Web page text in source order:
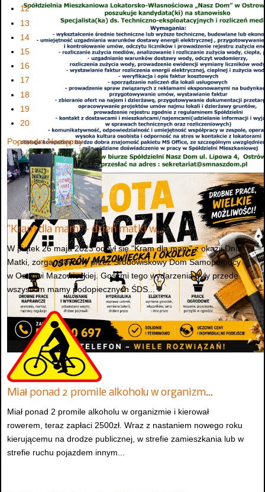
12
13
14
15
16
17
18
19
20
Poprzedni Następny
"Kram dla mam" - dzień matki w…
W piątek 26 maja 2023 odbył się "Kram dla mam" z okazji Dnia
Matki, zorganizowany przez Środowiskowy Dom Samopomocy
w Ostrowi Mazowieckiej. Gośćmi tego wydarzenia były przede
wszystkim mamy podopiecznych ŚDS...
Miał ponad 2 promile alkoholu w organizm…
Miał ponad 2 promile alkoholu w organizmie i kierował
rowerem, teraz zapłaci 2500zł. Wraz z nastaniem nowego roku
kierującemu na drodze publicznej, w strefie zamieszkania lub w
strefie ruchu pojazdem innym...